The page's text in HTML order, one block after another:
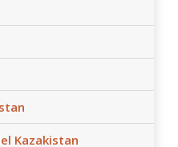
Kazakistan